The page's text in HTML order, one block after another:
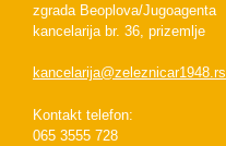
zgrada Beoplova/Jugoagenta
kancelarija br. 36, prizemlje
kancelarija@zeleznicar1948.rs
Kontakt telefon:
065 3555 728